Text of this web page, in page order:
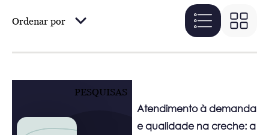
Ordenar por
PESQUISAS
Atendimento à demanda
e qualidade na creche: a